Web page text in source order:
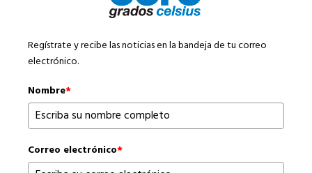
Regístrate y recibe las noticias en la bandeja de tu correo
electrónico.
Nombre*
Correo electrónico*